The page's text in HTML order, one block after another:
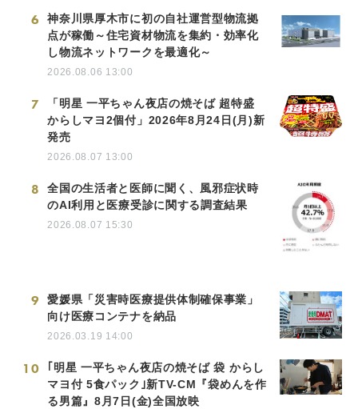
6
神奈川県厚木市に初の自社運営型物流拠
点が稼働～住宅資材物流を集約・効率化
し物流ネットワークを最適化～
2026.08.06 13:00
7
「明星 一平ちゃん夜店の焼そば 超特盛
からしマヨ2個付」2026年8月24日(月)新
発売
2026.08.07 13:00
8
全国の生活者と医師に聞く、風邪症状時
のAI利用と医療受診に関する調査結果
2026.08.07 15:30
9
愛媛県「災害時医療提供体制確保事業」
向け医療コンテナを納品
2026.03.19 14:00
10
｢明星 一平ちゃん夜店の焼そば 袋 からし
マヨ付 5食パック｣新TV-CM『袋めんを作
る男篇』8月7日(金)全国放映